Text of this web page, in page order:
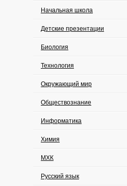
Начальная школа
Детские презентации
Биология
Технология
Окружающий мир
Обществознание
Информатика
Химия
МХК
Русский язык